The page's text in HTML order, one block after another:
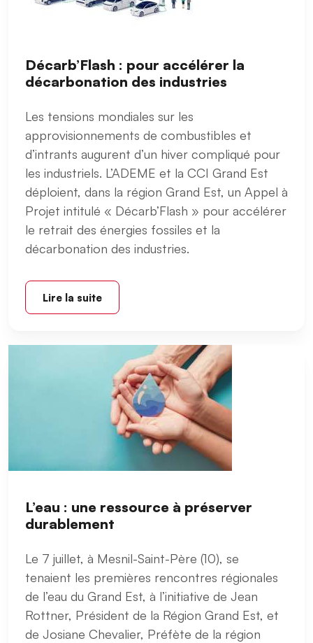
Décarb’Flash : pour accélérer la
décarbonation des industries
Les tensions mondiales sur les
approvisionnements de combustibles et
d’intrants augurent d’un hiver compliqué pour
les industriels. L’ADEME et la CCI Grand Est
déploient, dans la région Grand Est, un Appel à
Projet intitulé « Décarb’Flash » pour accélérer
le retrait des énergies fossiles et la
décarbonation des industries.
Lire la suite
L’eau : une ressource à préserver
durablement
Le 7 juillet, à Mesnil-Saint-Père (10), se
tenaient les premières rencontres régionales
de l’eau du Grand Est, à l’initiative de Jean
Rottner, Président de la Région Grand Est, et
de Josiane Chevalier, Préfète de la région